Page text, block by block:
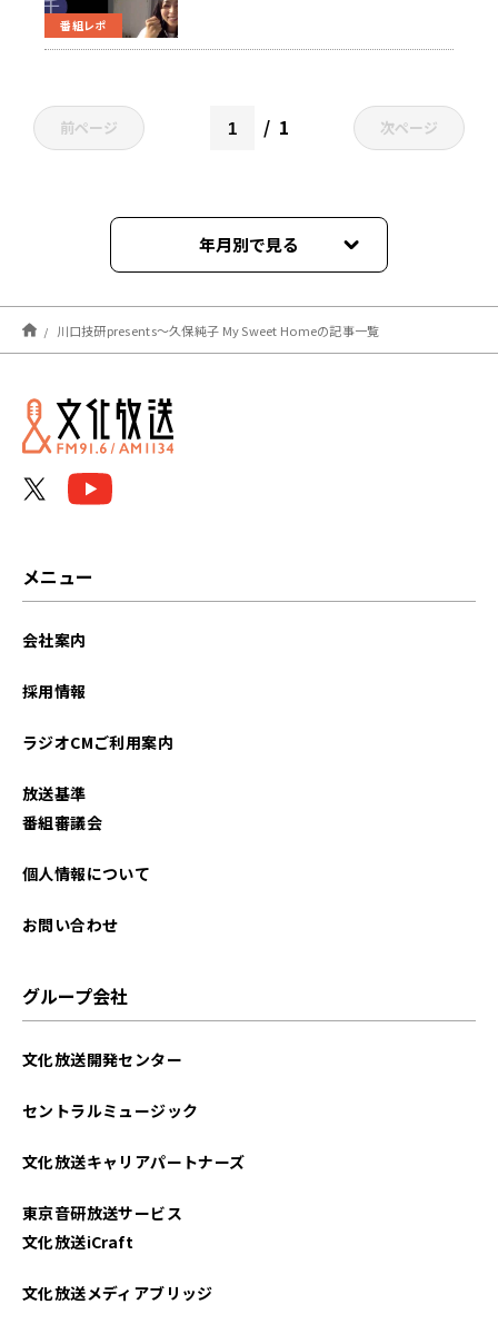
番組レポ
前ページ 1 次ページ
年月別で見る
2026年03月
2025年03月
2025年02月
2024年05月
2024年02月
2023年09月
川口技研presents～久保純子 My Sweet Homeの記事一覧
メニュー
会社案内
採用情報
ラジオCMご利用案内
放送基準
番組審議会
個人情報について
お問い合わせ
グループ会社
文化放送開発センター
セントラルミュージック
文化放送キャリアパートナーズ
東京音研放送サービス
文化放送iCraft
文化放送メディアブリッジ